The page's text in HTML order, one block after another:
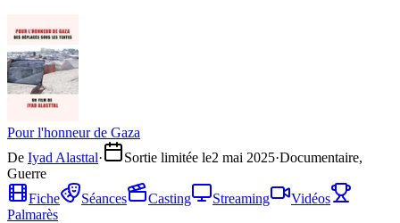
Pour l'honneur de Gaza
De Iyad Alasttal· Sortie limitée le2 mai 2025·Documentaire,
Guerre
Fiche
Séances Casting Streaming
Vidéos
Palmarès